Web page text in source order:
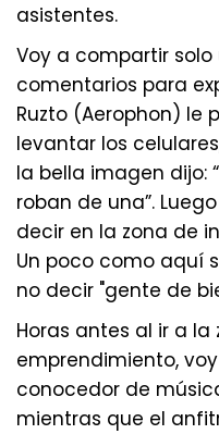
asistentes.
Voy a compartir solo
comentarios para
Ruzto (Aerophon) le
levantar los
la bella imagen dijo:
roban de una”.
decir en la zona de
Un poco como aquí
no decir "gente de
Horas antes al ir a la
emprendimiento,
conocedor de
mientras que el